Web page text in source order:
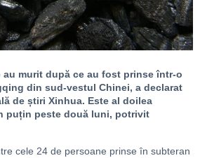
au murit după ce au fost prinse într-o
din sud-vestul Chinei, a declarat
de știri Xinhua. Este al doilea
puțin peste două luni, potrivit
cele 24 de persoane prinse în subteran